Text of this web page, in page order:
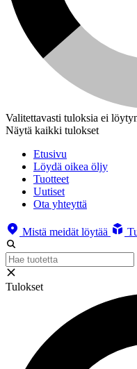
Valitettavasti tuloksia ei
Näytä kaikki tulokset
Etusivu
Löydä oikea öljy
Tuotteet
Uutiset
Ota yhteyttä
Mistä meidät löytää
Tulokset